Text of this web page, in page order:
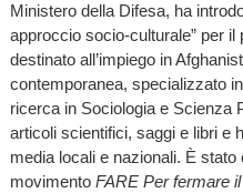
Ministero della Difesa, ha
approccio socio-culturale” per il
destinato all’impiego in
contemporanea, specializzato
ricerca in Sociologia e Scienza
articoli scientifici, saggi e libri e
media locali e nazionali. È
movimento FARE Per fermare